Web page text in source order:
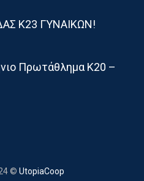
Κ23 ΓΥΝΑΙΚΩΝ!
Πρωτάθλημα Κ20 –
© UtopiaCoop